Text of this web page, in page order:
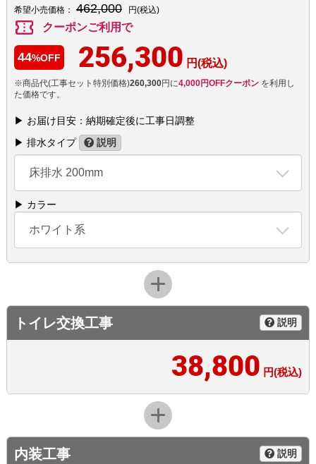
希望小売価格： 462,000 円(税込)
confirmation_number クーポンご利用で
44%OFF 256,300 円(税込)
※商品代(工事セット特別価格)260,300円に4,000円OFFクーポンを利用し
た価格です。
▶ お届け目安：納期確定後に工事日調整
▶ 排水タイプ
説明
床排水 200mm
▶ カラー
ホワイト系
トイレ交換工事 説明
38,800 円(税込)
内装工事 説明